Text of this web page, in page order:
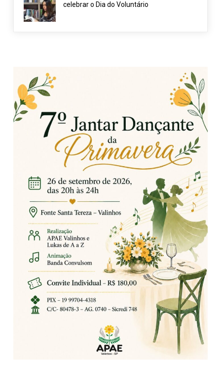
celebrar o Dia do Voluntário